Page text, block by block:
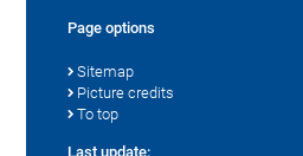
Page options
Sitemap
Picture credits
To top
Last update: